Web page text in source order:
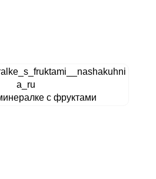
с фруктами